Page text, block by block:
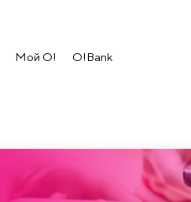
Мой О! O!Bank